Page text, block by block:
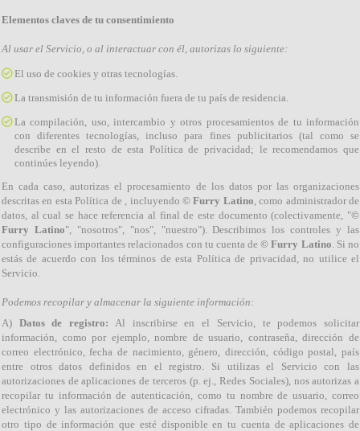
Elementos claves de tu consentimiento
Al usar el Servicio, o al interactuar con él, autorizas lo siguiente:
El uso de cookies y otras tecnologías.
La transmisión de tu información fuera de tu país de residencia.
La compilación, uso, intercambio y otros procesamientos de tu información
con diferentes tecnologías, incluso para fines publicitarios (tal como se
describe en el resto de esta Política de privacidad; le recomendamos que
continúes leyendo).
En cada caso, autorizas el procesamiento de los datos por las organizaciones
descritas en esta Política de , incluyendo © Furry Latino, como administrador de
datos, al cual se hace referencia al final de este documento (colectivamente, "©
Furry Latino", "nosotros", "nos", "nuestro"). Describimos los controles y las
configuraciones importantes relacionados con tu cuenta de© Furry Latino. Si no
estás de acuerdo con los términos de esta Política de privacidad, no utilice el
Servicio.
Podemos recopilar y almacenar la siguiente información:
A) Datos de registro: Al inscribirse en el Servicio, te podemos solicitar
información, como por ejemplo, nombre de usuario, contraseña, dirección de
correo electrónico, fecha de nacimiento, género, dirección, código postal, país
entre otros datos definidos en el registro. Si utilizas el Servicio con las
autorizaciones de aplicaciones de terceros (p. ej., Redes Sociales), nos autorizas a
recopilar tu información de autenticación, como tu nombre de usuario, correo
electrónico y las autorizaciones de acceso cifradas. También podemos recopilar
otro tipo de información que esté disponible en tu cuenta de aplicaciones de